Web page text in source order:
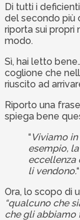
Di tutti i
del secondo più
riporta sui propri
modo.
Sì, hai letto
coglione che
riuscito ad
Riporto una
spiega bene
“ Viviamo
esempio,
eccellenza
li vendono.“
Ora, lo scopo di
“qualcuno che
che gli abbiamo